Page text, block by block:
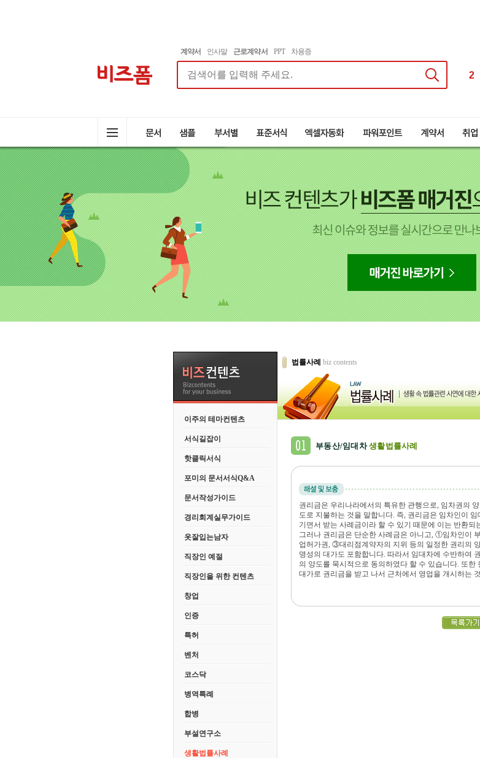
계약서 인사말 근로계약서 PPT 차용증
3
1
이주의 테마컨텐츠
서식길잡이
핫클릭서식
포미의 문서서식Q&A
문서작성가이드
경리회계실무가이드
옷잘입는남자
직장인 예절
직장인을 위한 컨텐츠
창업
인증
특허
벤처
코스닥
병역특례
합병
부설연구소
생활법률사례
법률사례 biz contents
부동산/임대차생활법률사례
권리금은 우리나라에서의 특유한 관행으로, 임차권의
도로 지불하는 것을 말합니다. 즉, 권리금은 임차인이
기면서 받는 사례금이라 할 수 있기 때문에 이는 반환되
그러나 권리금은 단순한 사례금은 아니고, ①임차인이
업허가권, ③대리점계약자의 지위 등의 일정한 권리의
명성의 대가도 포함합니다. 따라서 임대차에 수반하여
의 양도를 묵시적으로 동의하였다 할 수 있습니다. 또한
대가로 권리금을 받고 나서 근처에서 영업을 개시하는